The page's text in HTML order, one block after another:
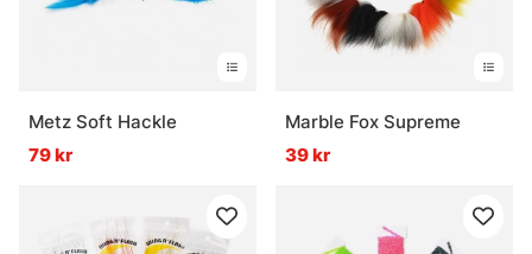
Metz Soft Hackle
79 kr
Marble Fox Supreme
39 kr